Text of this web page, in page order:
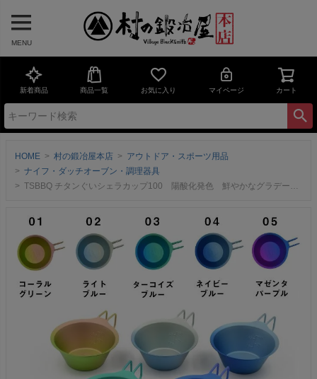
MENU
新着商品 商品一覧 お気に入り マイページ カート
HOME 村の鍛冶屋本店
アウトドア・スポーツ用品
ナイフ・ダッチオーブン・調理器具
TSBBQ チタンぐいシェラカップ100 陽酸化発色 鮮やかなグラデーションカラー 【頑張って送料無料！】